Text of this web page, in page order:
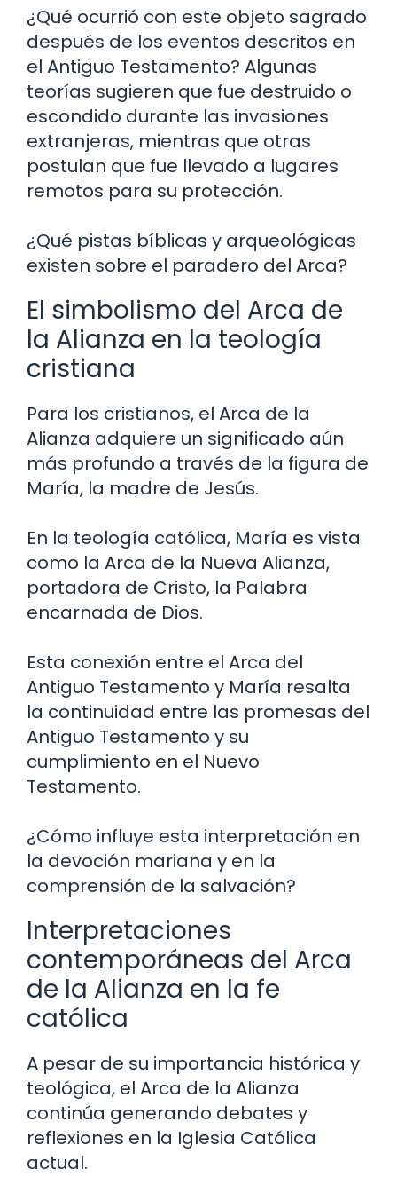
¿Qué ocurrió con este objeto sagrado
después de los eventos descritos en
el Antiguo Testamento? Algunas
teorías sugieren que fue destruido o
escondido durante las invasiones
extranjeras, mientras que otras
postulan que fue llevado a lugares
remotos para su protección.
¿Qué pistas bíblicas y arqueológicas
existen sobre el paradero del Arca?
El simbolismo del Arca de
la Alianza en la teología
cristiana
Para los cristianos, el Arca de la
Alianza adquiere un significado aún
más profundo a través de la figura de
María, la madre de Jesús.
En la teología católica, María es vista
como la Arca de la Nueva Alianza,
portadora de Cristo, la Palabra
encarnada de Dios.
Esta conexión entre el Arca del
Antiguo Testamento y María resalta
la continuidad entre las promesas del
Antiguo Testamento y su
cumplimiento en el Nuevo
Testamento.
¿Cómo influye esta interpretación en
la devoción mariana y en la
comprensión de la salvación?
Interpretaciones
contemporáneas del Arca
de la Alianza en la fe
católica
A pesar de su importancia histórica y
teológica, el Arca de la Alianza
continúa generando debates y
reflexiones en la Iglesia Católica
actual.